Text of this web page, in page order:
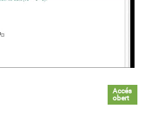
Accés
obert